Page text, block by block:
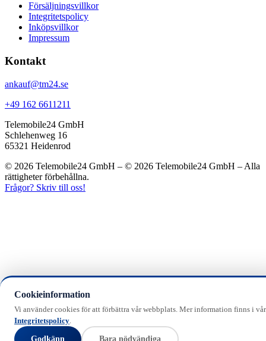
Försäljningsvillkor
Integritetspolicy
Inköpsvillkor
Impressum
Kontakt
ankauf@tm24.se
+49 162 6611211
Telemobile24 GmbH
Schlehenweg 16
65321 Heidenrod
© 2026 Telemobile24 GmbH – © 2026 Telemobile24 GmbH – Alla
rättigheter förbehållna.
Frågor? Skriv till oss!
Cookieinformation
Vi använder cookies för att förbättra vår webbplats. Mer information finns i vår
Integritetspolicy.
Godkänn Bara nödvändiga